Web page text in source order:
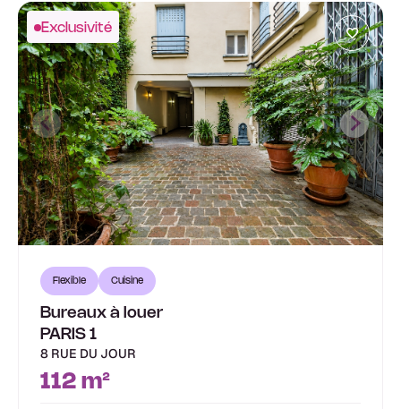
Exclusivité
Flexible Cuisine
Bureaux à louer
PARIS 1
8 RUE DU JOUR
112 m²